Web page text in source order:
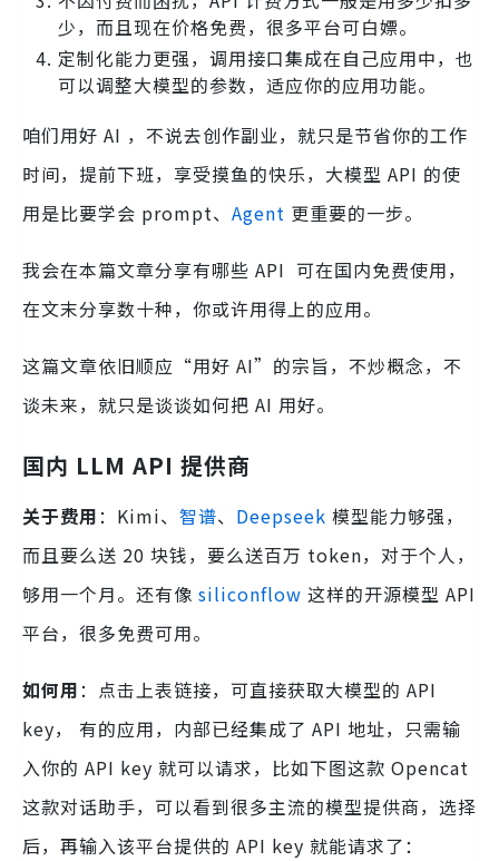
少，而且现在价格免费，很多平台可白嫖。
定制化能力更强，调用接口集成在自己应用中，也
可以调整大模型的参数，适应你的应用功能。
咱们用好 AI ，不说去创作副业，就只是节省你的工作
时间，提前下班，享受摸鱼的快乐，大模型 API 的使
用是比要学会 prompt、 Agent 更重要的一步。
我会在本篇文章分享有哪些 API 可在国内免费使用，
在文末分享数十种，你或许用得上的应用。
这篇文章依旧顺应“用好 AI”的宗旨，不炒概念，不
谈未来，就只是谈谈如何把 AI 用好。
国内 LLM API 提供商
关于费用：Kimi、 智谱、 Deepseek 模型能力够强，
而且要么送 20 块钱，要么送百万 token，对于个人，
够用一个月。还有像 siliconflow 这样的开源模型 API
平台，很多免费可用。
如何用：点击上表链接，可直接获取大模型的 API
key， 有的应用，内部已经集成了 API 地址，只需输
入你的 API key 就可以请求，比如下图这款 Opencat
这款对话助手，可以看到很多主流的模型提供商，选择
后，再输入该平台提供的 API key 就能请求了：